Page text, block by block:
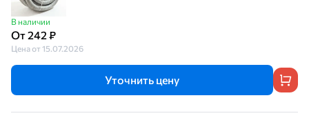
В наличии
От 242 ₽
Цена от 15.07.2026
Уточнить цену